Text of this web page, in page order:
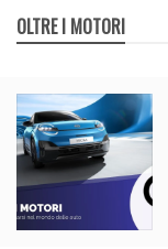
OLTRE I MOTORI